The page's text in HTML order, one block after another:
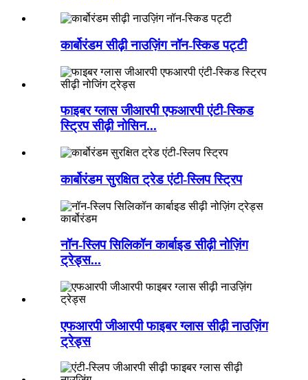
कार्बोरंडम सीढ़ी नाउज़िंग नॉन-स्किड पट्टी
फाइबर ग्लास जीआरपी एफआरपी एंटी-स्किड
स्ट्रिप सीढ़ी नोसिन...
कार्बोरंडम सुरक्षित ट्रेड एंटी-स्लिप स्ट्रिप
नॉन-स्लिप सिलिकॉन कार्बाइड सीढ़ी नोज़िंग
ट्रेड्स...
एफआरपी जीआरपी फाइबर ग्लास सीढ़ी नाउज़िंग
ट्रेड्स